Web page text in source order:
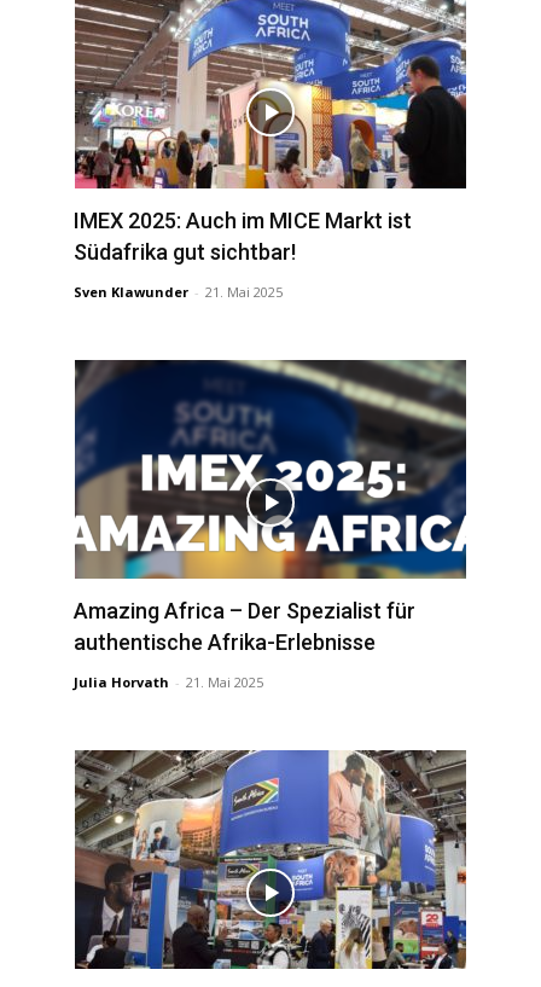
IMEX 2025: Auch im MICE Markt ist
Südafrika gut sichtbar!
Sven Klawunder - 21. Mai 2025
Amazing Africa – Der Spezialist für
authentische Afrika-Erlebnisse
Julia Horvath - 21. Mai 2025